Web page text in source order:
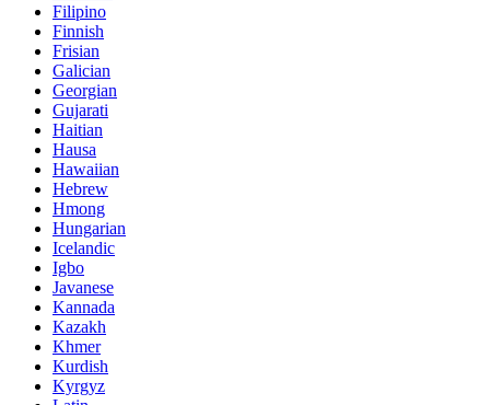
Filipino
Finnish
Frisian
Galician
Georgian
Gujarati
Haitian
Hausa
Hawaiian
Hebrew
Hmong
Hungarian
Icelandic
Igbo
Javanese
Kannada
Kazakh
Khmer
Kurdish
Kyrgyz